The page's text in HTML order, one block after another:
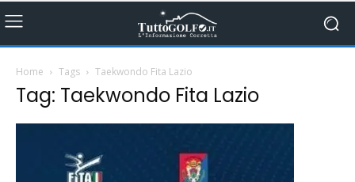
Home Tags Taekwondo Fita Lazio
Tag: Taekwondo Fita Lazio